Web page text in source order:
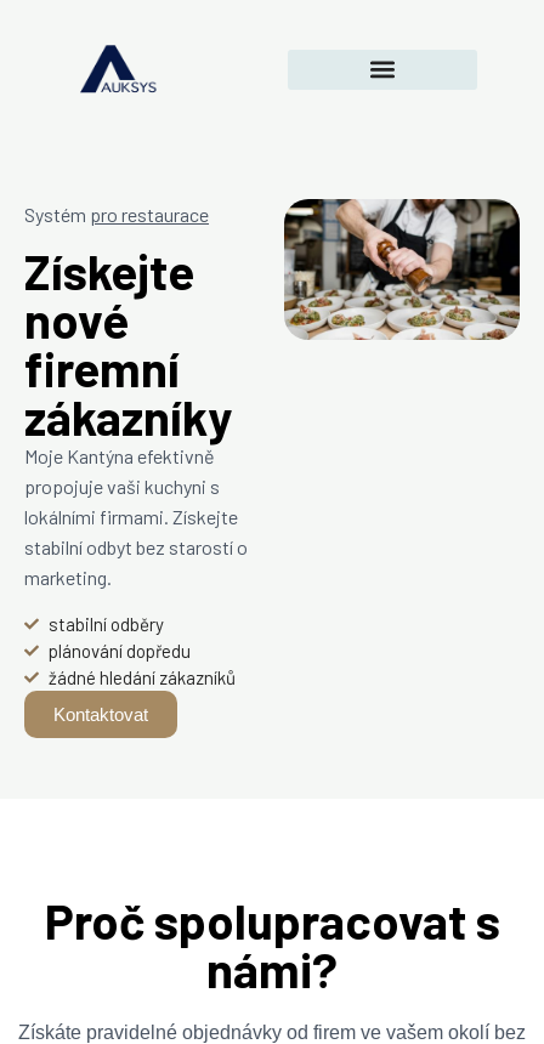
Systém pro restaurace
Získejte
nové
firemní
zákazníky
Moje Kantýna efektivně
propojuje vaši kuchyni s
lokálními firmami. Získejte
stabilní odbyt bez starostí o
marketing.
stabilní odběry
plánování dopředu
žádné hledání zákazníků
Kontaktovat
Proč spolupracovat s
námi?
Získáte pravidelné objednávky od firem ve vašem okolí bez